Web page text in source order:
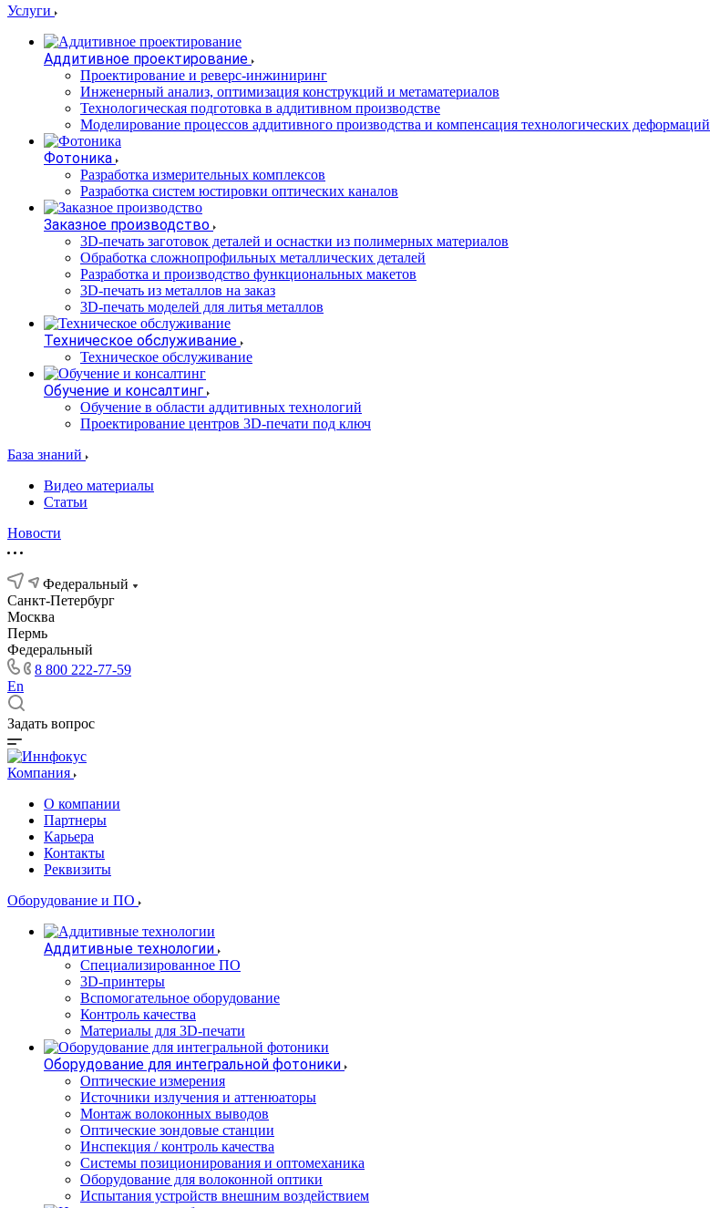
Услуги
Аддитивное проектирование
Проектирование и реверс-инжиниринг
Инженерный анализ, оптимизация конструкций и метаматериалов
Технологическая подготовка в аддитивном производстве
Моделирование процессов аддитивного производства и компенсация технологических деформаций
Фотоника
Разработка измерительных комплексов
Разработка систем юстировки оптических каналов
Заказное производство
3D-печать заготовок деталей и оснастки из полимерных материалов
Обработка сложнопрофильных металлических деталей
Разработка и производство функциональных макетов
3D-печать из металлов на заказ
3D-печать моделей для литья металлов
Техническое обслуживание
Техническое обслуживание
Обучение и консалтинг
Обучение в области аддитивных технологий
Проектирование центров 3D-печати под ключ
База знаний
Видео материалы
Статьи
Новости
Федеральный
Санкт-Петербург
Москва
Пермь
Федеральный
8 800 222-77-59
En
Задать вопрос
Компания
О компании
Партнеры
Карьера
Контакты
Реквизиты
Оборудование и ПО
Аддитивные технологии
Специализированное ПО
3D-принтеры
Вспомогательное оборудование
Контроль качества
Материалы для 3D-печати
Оборудование для интегральной фотоники
Оптические измерения
Источники излучения и аттенюаторы
Монтаж волоконных выводов
Оптические зондовые станции
Инспекция / контроль качества
Системы позиционирования и оптомеханика
Оборудование для волоконной оптики
Испытания устройств внешним воздействием